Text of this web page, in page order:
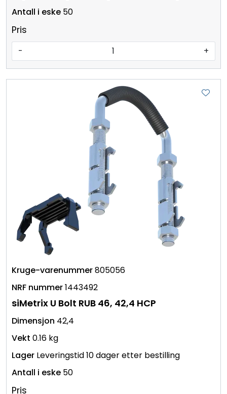
50
Pris
- +
805056
1443492
siMetrix U Bolt RUB 46, 42,4 HCP
42,4
0.16 kg
Leveringstid 10 dager etter bestilling
50
Pris